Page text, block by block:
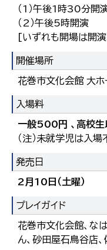
（1）午後1時30分開
（2）午後5時開演
[いずれも開場は開
開催場所
花巻市文化会館 大ホ
入場料
一般500円 、高校生
（注）未就学児は入場
発売日
2月10日（土曜）
プレイガイド
花巻市文化会館、な
ん、砂田屋石鳥谷店